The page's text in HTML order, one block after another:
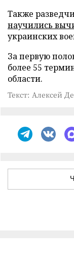
Также
научились
украинских
За первую
более 55
области.
Текст: Алексей